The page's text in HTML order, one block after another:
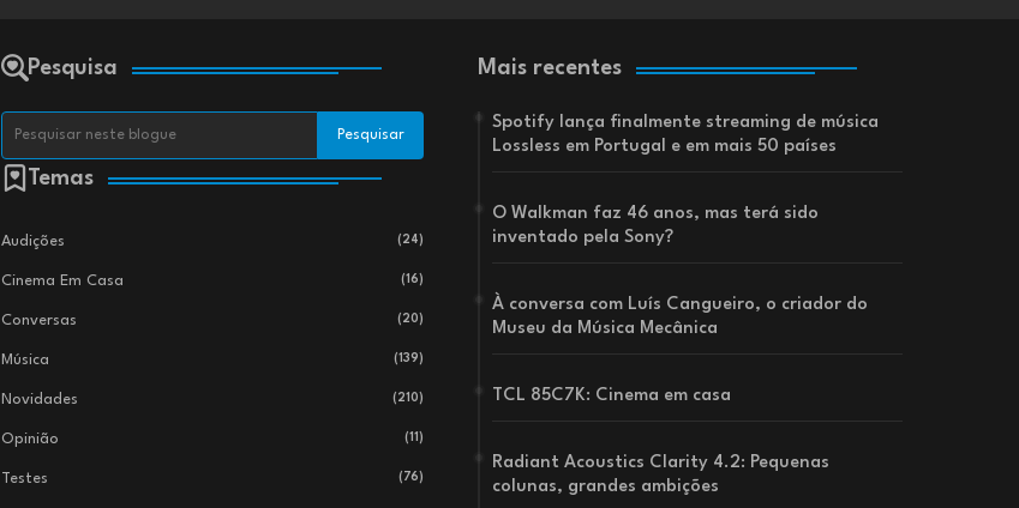
Pesquisa
Temas
Audições (24)
Cinema Em Casa (16)
Conversas (20)
Música (139)
Novidades (210)
Opinião (11)
Testes (76)
Mais recentes
Spotify lança finalmente streaming de música
Lossless em Portugal e em mais 50 países
O Walkman faz 46 anos, mas terá sido
inventado pela Sony?
À conversa com Luís Cangueiro, o criador do
Museu da Música Mecânica
TCL 85C7K: Cinema em casa
Radiant Acoustics Clarity 4.2: Pequenas
colunas, grandes ambições